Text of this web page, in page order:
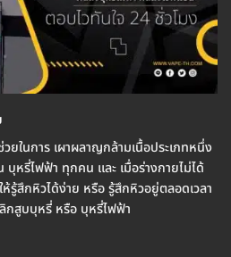
ยในการ เผาผลาญกล้ามเนื้อประเภทหนึ่ง
บุหรี่ไฟฟ้า ทุกคน และ เมื่อร่างกายไม่ได้
ห้รู้สึกหิวได้ง่าย หรือ รู้สึกหิวอยู่ตลอดเวลา
กสูบบุหรี่ หรือ บุหรี่ไฟฟ้า